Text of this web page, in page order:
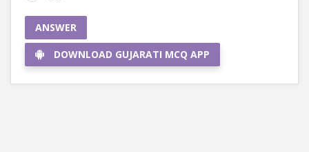
ANSWER
DOWNLOAD GUJARATI MCQ APP